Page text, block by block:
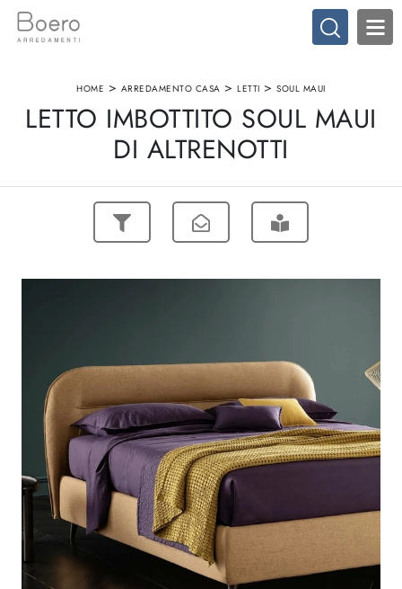
HOME > ARREDAMENTO CASA >LETTI >SOUL MAUI
LETTO IMBOTTITO SOUL MAUI
DI ALTRENOTTI